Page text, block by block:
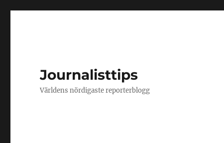
Journalisttips
Världens nördigaste reporterblogg